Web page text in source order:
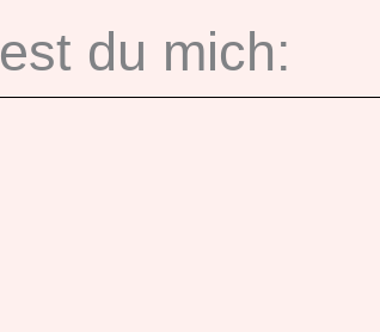
du mich: